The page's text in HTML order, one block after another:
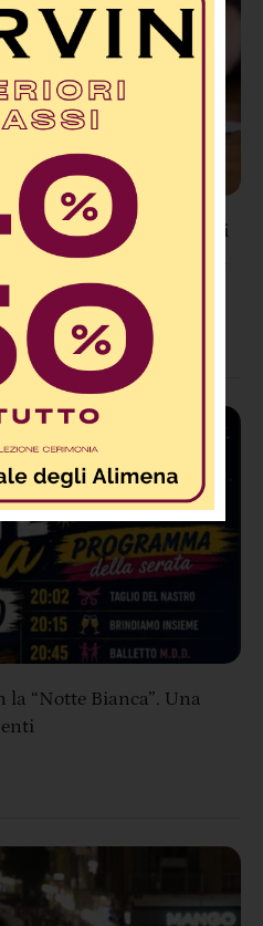
alla Polizia Locale di
aiuto in un momento di
la “Notte Bianca”. Una